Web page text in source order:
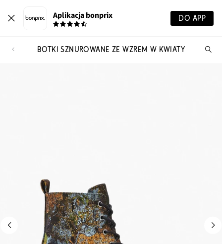
Aplikacja bonprix DO APP
BOTKI SZNUROWANE ZE WZREM W KWIATY